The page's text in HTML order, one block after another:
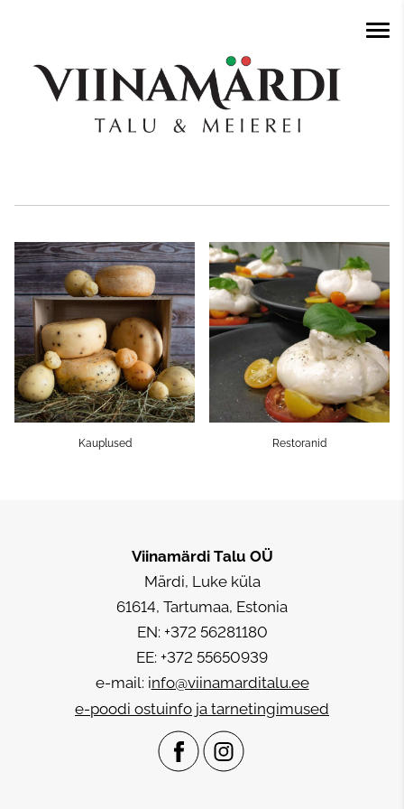
Kauplused Restoranid
Viinamärdi Talu OÜ
Märdi, Luke küla
61614, Tartumaa, Estonia
EN: +372 56281180
EE: +372 55650939
e-mail: info@viinamarditalu.ee
e-poodi ostuinfo ja tarnetingimused